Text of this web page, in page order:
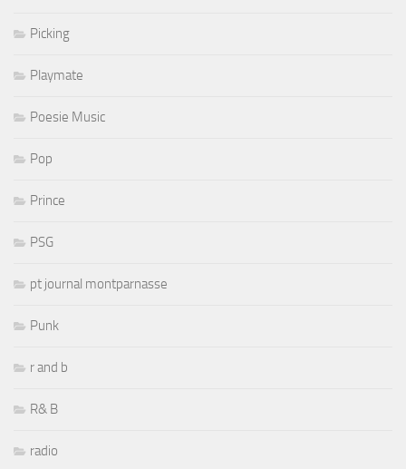
Picking
Playmate
Poesie Music
Pop
Prince
PSG
pt journal montparnasse
Punk
r and b
R& B
radio